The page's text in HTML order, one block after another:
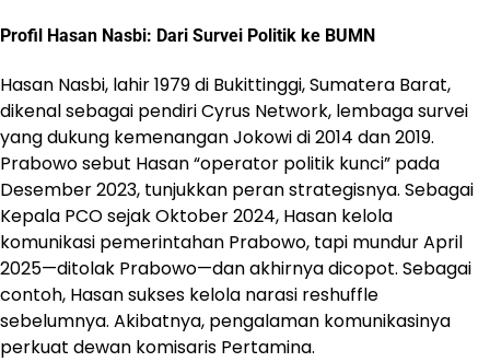
Profil Hasan Nasbi: Dari Survei Politik ke BUMN
Hasan Nasbi, lahir 1979 di Bukittinggi, Sumatera Barat,
dikenal sebagai pendiri Cyrus Network, lembaga survei
yang dukung kemenangan Jokowi di 2014 dan 2019.
Prabowo sebut Hasan “operator politik kunci” pada
Desember 2023, tunjukkan peran strategisnya. Sebagai
Kepala PCO sejak Oktober 2024, Hasan kelola
komunikasi pemerintahan Prabowo, tapi mundur April
2025—ditolak Prabowo—dan akhirnya dicopot. Sebagai
contoh, Hasan sukses kelola narasi reshuffle
sebelumnya. Akibatnya, pengalaman komunikasinya
perkuat dewan komisaris Pertamina.